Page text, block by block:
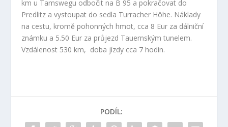
km u Tamswegu odbočit na B 95 a pokračovat do
Predlitz a vystoupat do sedla Turracher Höhe. Náklady
na cestu, kromě pohonných hmot, cca 8 Eur za dálniční
známku a 5.50 Eur za průjezd Tauernským tunelem.
Vzdálenost 530 km, doba jízdy cca 7 hodin.
PODÍL: